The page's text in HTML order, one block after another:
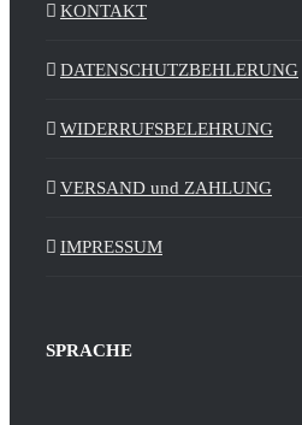
KONTAKT
DATENSCHUTZBEHLERUNG
WIDERRUFSBELEHRUNG
VERSAND und ZAHLUNG
IMPRESSUM
SPRACHE